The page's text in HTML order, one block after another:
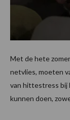
Met de hete
netvlies, moeten
van hittestress bij
kunnen doen,